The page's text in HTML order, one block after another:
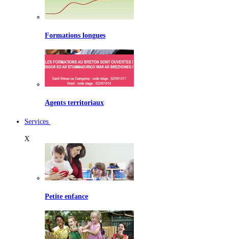
Formations longues
Agents territoriaux
Services
X
Petite enfance